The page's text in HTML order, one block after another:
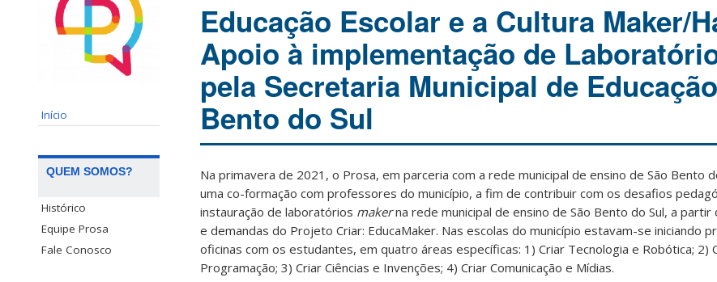
Início
QUEM SOMOS?
Histórico
Equipe Prosa
Fale Conosco
Educação Escolar e a Cultura Maker/
Apoio à implementação de
pela Secretaria Municipal de
Bento do Sul
Na primavera de 2021, o Prosa, em parceria com a rede municipal de ensino de São Bento
uma co-formação com professores do município, a fim de contribuir com os desafios
instauração de laboratórios makerna rede municipal de ensino de São Bento do Sul, a partir
e demandas do Projeto Criar: EducaMaker. Nas escolas do município estavam-se iniciando
oficinas com os estudantes, em quatro áreas específicas: 1) Criar Tecnologia e Robótica; 2)
Programação; 3) Criar Ciências e Invenções; 4) Criar Comunicação e Mídias.